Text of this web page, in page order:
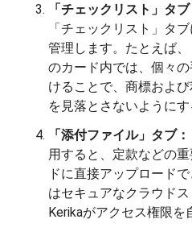
「チェックリスト」タブ
「チェックリスト」タ
管理します。たとえば、
のカード内では、個々
けることで、商標およ
を見落とさないようにす
「添付ファイル」タブ
用すると、定款などの
ドに直接アップロード
はセキュアなクラウドス
Kerikaがアクセス権限を